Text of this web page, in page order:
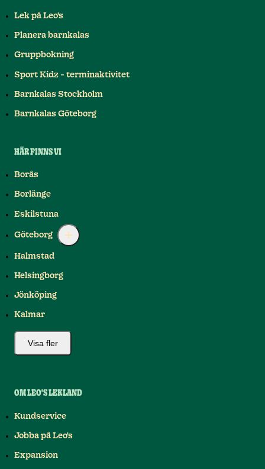
Lek på Leo's
Planera barnkalas
Gruppbokning
Sport Kidz - terminaktivitet
Barnkalas Stockholm
Barnkalas Göteborg
HÄR FINNS VI
Borås
Borlänge
Eskilstuna
Göteborg
Halmstad
Helsingborg
Jönköping
Kalmar
Visa fler
OM LEO'S LEKLAND
Kundservice
Jobba på Leo's
Expansion